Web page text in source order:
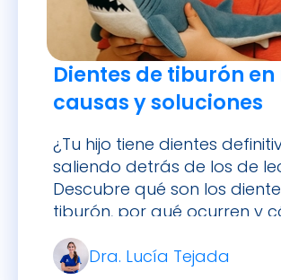
Dientes de tiburón en
causas y soluciones
¿Tu hijo tiene dientes
saliendo detrás de los de
Descubre qué son los
tiburón, por qué ocurren y
tratarlos con éxito.
Dra. Lucía Tejada